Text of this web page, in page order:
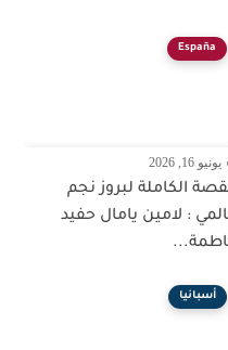
España
يونيو 16, 2026
الكاملة لبروز نجم
: لامين يامال حفيد
أسبانيا